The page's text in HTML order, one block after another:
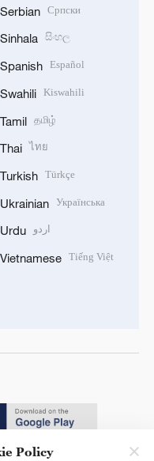
Serbian Српски
Sinhala සිංහල
Spanish Español
Swahili Kiswahili
Tamil தமிழ்
Thai ไทย
Turkish Türkçe
Ukrainian Українська
Urdu اردو
Vietnamese Tiếng Việt
Policy